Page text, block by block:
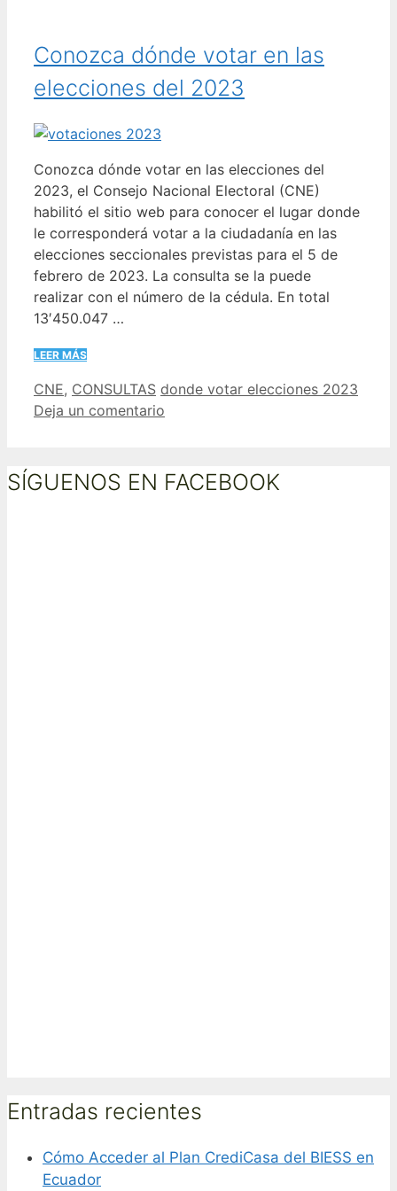
Conozca dónde votar en las
elecciones del 2023
Conozca dónde votar en las elecciones del
2023, el Consejo Nacional Electoral (CNE)
habilitó el sitio web para conocer el lugar donde
le corresponderá votar a la ciudadanía en las
elecciones seccionales previstas para el 5 de
febrero de 2023. La consulta se la puede
realizar con el número de la cédula. En total
13′450.047 …
LEER MÁS
Categorías
CNE, CONSULTAS Etiquetas
donde votar elecciones 2023
Deja un comentario
SÍGUENOS EN FACEBOOK
Entradas recientes
Cómo Acceder al Plan CrediCasa del BIESS en
Ecuador